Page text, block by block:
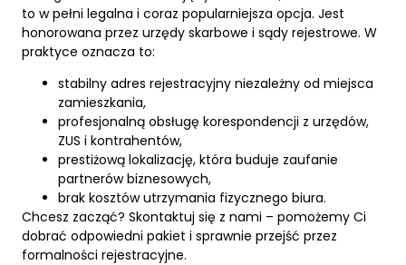
to w pełni legalna i coraz popularniejsza opcja. Jest
honorowana przez urzędy skarbowe i sądy rejestrowe. W
praktyce oznacza to:
stabilny adres rejestracyjny niezależny od miejsca
zamieszkania,
profesjonalną obsługę korespondencji z urzędów,
ZUS i kontrahentów,
prestiżową lokalizację, która buduje zaufanie
partnerów biznesowych,
brak kosztów utrzymania fizycznego biura.
Chcesz zacząć? Skontaktuj się z nami – pomożemy Ci
dobrać odpowiedni pakiet i sprawnie przejść przez
formalności rejestracyjne.